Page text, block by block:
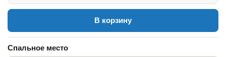
В корзину
Спальное место